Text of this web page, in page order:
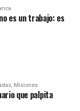
es un trabajo: es
Misiones
que palpita